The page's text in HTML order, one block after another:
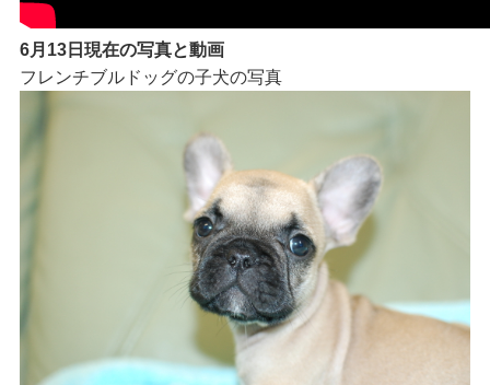
6月13日現在の写真と動画
フレンチブルドッグの子犬の写真